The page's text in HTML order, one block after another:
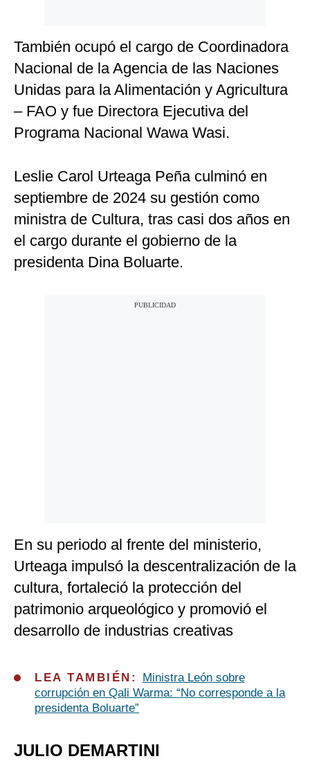
También ocupó el cargo de Coordinadora
Nacional de la Agencia de las Naciones
Unidas para la Alimentación y Agricultura
– FAO y fue Directora Ejecutiva del
Programa Nacional Wawa Wasi.
Leslie Carol Urteaga Peña culminó en
septiembre de 2024 su gestión como
ministra de Cultura, tras casi dos años en
el cargo durante el gobierno de la
presidenta Dina Boluarte.
En su periodo al frente del ministerio,
Urteaga impulsó la descentralización de la
cultura, fortaleció la protección del
patrimonio arqueológico y promovió el
desarrollo de industrias creativas
LEA TAMBIÉN:
Ministra León sobre
corrupción en Qali Warma: “No corresponde a la
presidenta Boluarte”
JULIO DEMARTINI